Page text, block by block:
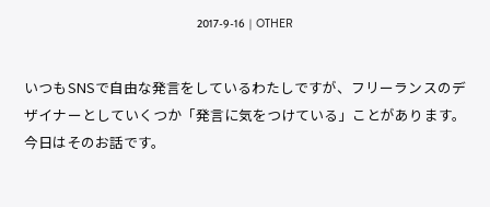
2017-9-16 ｜ OTHER
いつもSNSで自由な発言をしているわたしですが、フリーランスのデ
ザイナーとしていくつか「発言に気をつけている」ことがあります。
今日はそのお話です。